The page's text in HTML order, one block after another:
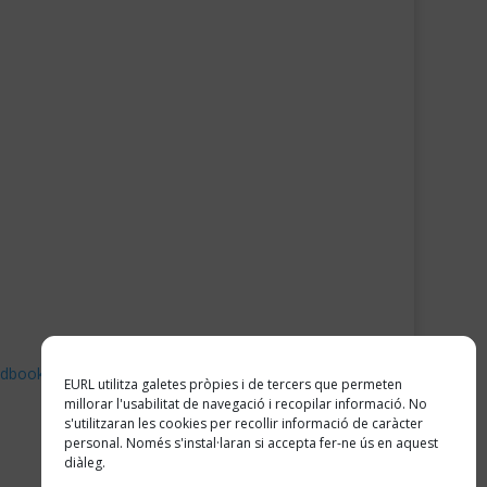
EURL utilitza galetes pròpies i de tercers que permeten
millorar l'usabilitat de navegació i recopilar informació. No
s'utilitzaran les cookies per recollir informació de caràcter
personal. Només s'instal·laran si accepta fer-ne ús en aquest
diàleg.